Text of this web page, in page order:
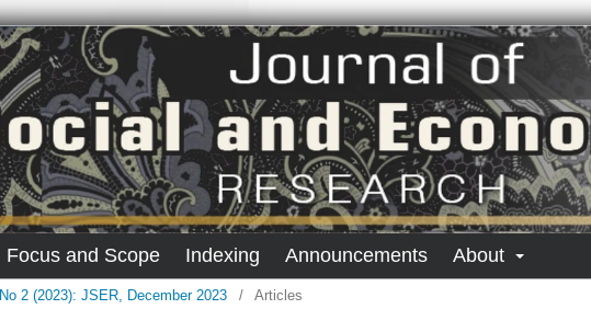
Focus and Scope Indexing Announcements About
2 (2023): JSER, December 2023 / Articles